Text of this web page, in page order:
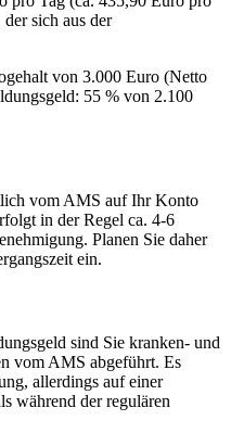
sich aus der
von 3.000 Euro (Netto
55 % von 2.100
vom AMS auf Ihr Konto
in der Regel ca. 4-6
Planen Sie daher
ein.
sind Sie kranken- und
vom AMS abgeführt. Es
allerdings auf einer
während der regulären